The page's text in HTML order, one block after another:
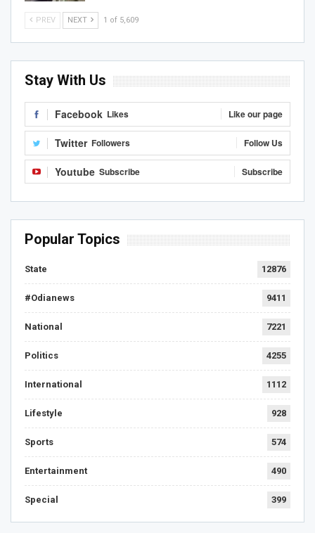
PREV NEXT 1 of 5,609
Stay With Us
Facebook Likes Like our page
Twitter Followers Follow Us
Youtube Subscribe Subscribe
Popular Topics
State 12876
#Odianews 9411
National 7221
Politics 4255
International 1112
Lifestyle 928
Sports 574
Entertainment 490
Special 399